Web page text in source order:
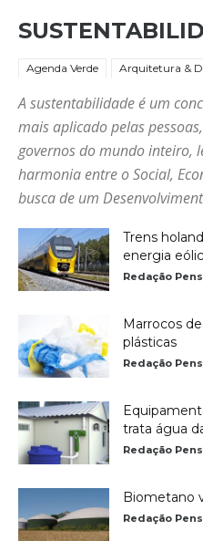
Agenda Verde Arquitetura &
A sustentabilidade é um
mais aplicado pelas
governos do mundo inteiro,
harmonia entre o Social,
busca de um
Trens
energia
Redação
Marrocos
plásticas
Redação
trata água
Redação
Biometano
Redação